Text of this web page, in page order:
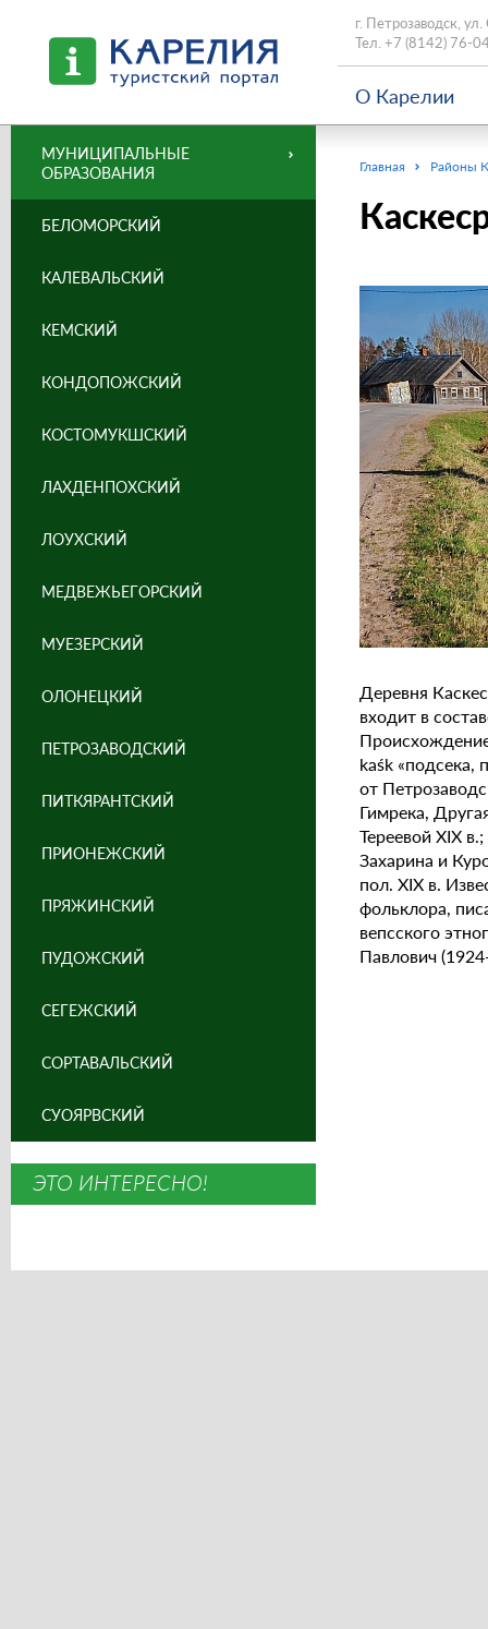
г. Петрозаводск,
Тел. +7 (8142) 76-
О Карелии
Главная Районы
Деревня
входит в
kaśk «подсека,
от
Гимрека,
Тереевой XIX
Захарина и
пол. XIX в.
фольклора,
вепсского
Павлович
МУНИЦИПАЛЬНЫЕ
ОБРАЗОВАНИЯ
БЕЛОМОРСКИЙ
КАЛЕВАЛЬСКИЙ
КЕМСКИЙ
КОНДОПОЖСКИЙ
КОСТОМУКШСКИЙ
ЛАХДЕНПОХСКИЙ
ЛОУХСКИЙ
МЕДВЕЖЬЕГОРСКИЙ
МУЕЗЕРСКИЙ
ОЛОНЕЦКИЙ
ПЕТРОЗАВОДСКИЙ
ПИТКЯРАНТСКИЙ
ПРИОНЕЖСКИЙ
ПРЯЖИНСКИЙ
ПУДОЖСКИЙ
СЕГЕЖСКИЙ
СОРТАВАЛЬСКИЙ
СУОЯРВСКИЙ
ЭТО ИНТЕРЕСНО!